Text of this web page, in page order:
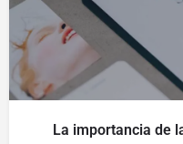
La importancia de